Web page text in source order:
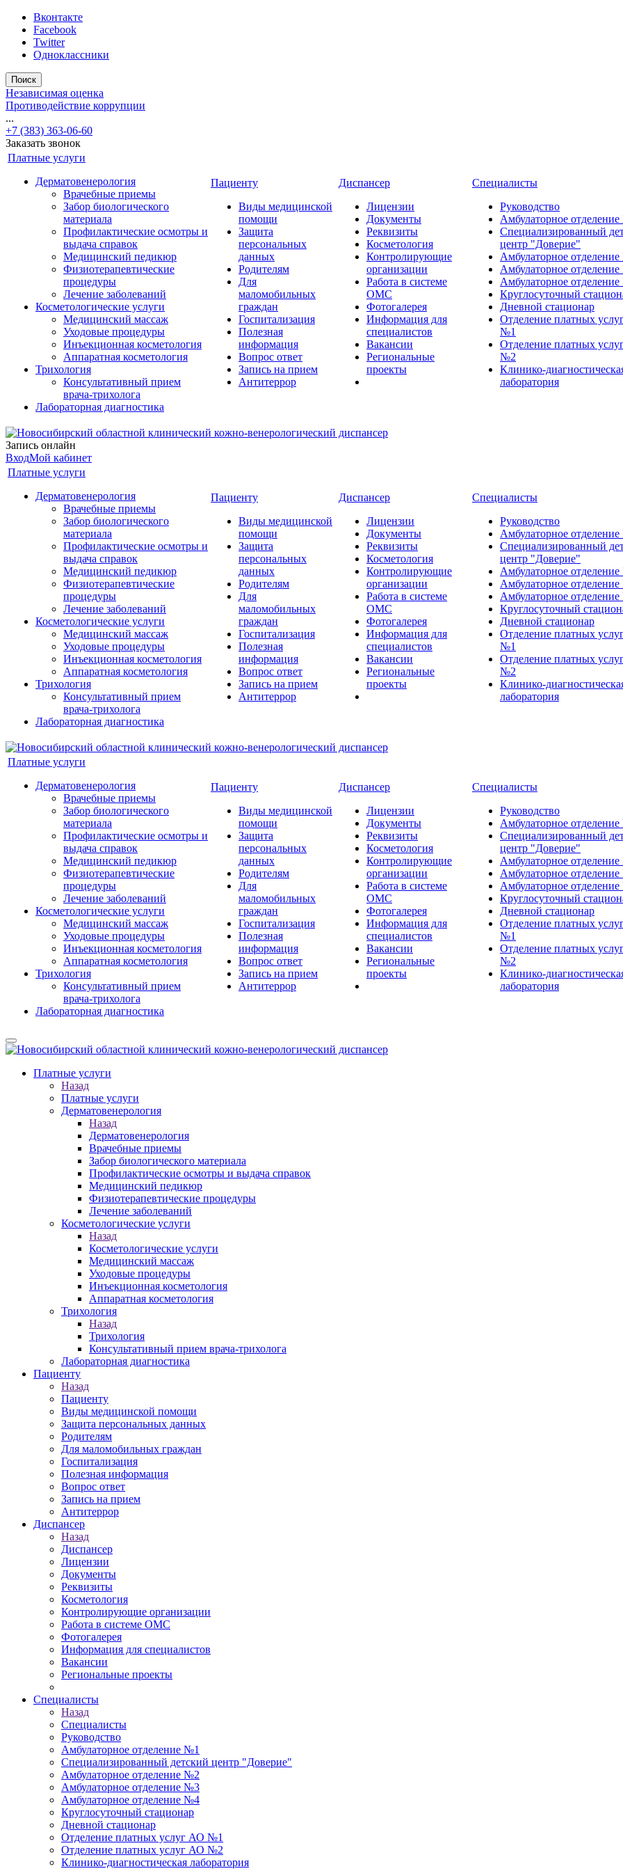
Вконтакте
Facebook
Twitter
Одноклассники
Поиск
Независимая оценка
Противодействие коррупции
...
+7 (383) 363-06-60
Заказать звонок
Платные услуги
Дерматовенерология
Врачебные приемы
Забор биологического
материала
Профилактические осмотры и
выдача справок
Медицинский педикюр
Физиотерапевтические
процедуры
Лечение заболеваний
Косметологические услуги
Медицинский массаж
Уходовые процедуры
Инъекционная косметология
Аппаратная косметология
Трихология
Консультативный прием
врача-трихолога
Лабораторная диагностика
Пациенту
Виды медицинской
помощи
Защита
персональных
данных
Родителям
Для
маломобильных
граждан
Госпитализация
Полезная
информация
Вопрос ответ
Запись на прием
Антитеррор
Диспансер
Лицензии
Документы
Реквизиты
Косметология
Контролирующие
организации
Работа в системе
ОМС
Фотогалерея
Информация для
специалистов
Вакансии
Региональные
проекты
Специалисты
Руководство
Амбулаторное
Специализированный
центр "Доверие"
Амбулаторное
Амбулаторное
Амбулаторное
Круглосуточный
Дневной стационар
Отделение платных
№1
Отделение платных
№2
Клинико-
лаборатория
Запись онлайн
ВходМой кабинет
Платные услуги
Дерматовенерология
Врачебные приемы
Забор биологического
материала
Профилактические осмотры и
выдача справок
Медицинский педикюр
Физиотерапевтические
процедуры
Лечение заболеваний
Косметологические услуги
Медицинский массаж
Уходовые процедуры
Инъекционная косметология
Аппаратная косметология
Трихология
Консультативный прием
врача-трихолога
Лабораторная диагностика
Пациенту
Виды медицинской
помощи
Защита
персональных
данных
Родителям
Для
маломобильных
граждан
Госпитализация
Полезная
информация
Вопрос ответ
Запись на прием
Антитеррор
Диспансер
Лицензии
Документы
Реквизиты
Косметология
Контролирующие
организации
Работа в системе
ОМС
Фотогалерея
Информация для
специалистов
Вакансии
Региональные
проекты
Специалисты
Руководство
Амбулаторное
Специализированный
центр "Доверие"
Амбулаторное
Амбулаторное
Амбулаторное
Круглосуточный
Дневной стационар
Отделение платных
№1
Отделение платных
№2
Клинико-
лаборатория
Платные услуги
Дерматовенерология
Врачебные приемы
Забор биологического
материала
Профилактические осмотры и
выдача справок
Медицинский педикюр
Физиотерапевтические
процедуры
Лечение заболеваний
Косметологические услуги
Медицинский массаж
Уходовые процедуры
Инъекционная косметология
Аппаратная косметология
Трихология
Консультативный прием
врача-трихолога
Лабораторная диагностика
Пациенту
Виды медицинской
помощи
Защита
персональных
данных
Родителям
Для
маломобильных
граждан
Госпитализация
Полезная
информация
Вопрос ответ
Запись на прием
Антитеррор
Диспансер
Лицензии
Документы
Реквизиты
Косметология
Контролирующие
организации
Работа в системе
ОМС
Фотогалерея
Информация для
специалистов
Вакансии
Региональные
проекты
Специалисты
Руководство
Амбулаторное
Специализированный
центр "Доверие"
Амбулаторное
Амбулаторное
Амбулаторное
Круглосуточный
Дневной стационар
Отделение платных
№1
Отделение платных
№2
Клинико-
лаборатория
Платные услуги
Назад
Платные услуги
Дерматовенерология
Назад
Дерматовенерология
Врачебные приемы
Забор биологического материала
Профилактические осмотры и выдача справок
Медицинский педикюр
Физиотерапевтические процедуры
Лечение заболеваний
Косметологические услуги
Назад
Косметологические услуги
Медицинский массаж
Уходовые процедуры
Инъекционная косметология
Аппаратная косметология
Трихология
Назад
Трихология
Консультативный прием врача-трихолога
Лабораторная диагностика
Пациенту
Назад
Пациенту
Виды медицинской помощи
Защита персональных данных
Родителям
Для маломобильных граждан
Госпитализация
Полезная информация
Вопрос ответ
Запись на прием
Антитеррор
Диспансер
Назад
Диспансер
Лицензии
Документы
Реквизиты
Косметология
Контролирующие организации
Работа в системе ОМС
Фотогалерея
Информация для специалистов
Вакансии
Региональные проекты
Специалисты
Назад
Специалисты
Руководство
Амбулаторное отделение №1
Специализированный детский центр "Доверие"
Амбулаторное отделение №2
Амбулаторное отделение №3
Амбулаторное отделение №4
Круглосуточный стационар
Дневной стационар
Отделение платных услуг АО №1
Отделение платных услуг АО №2
Клинико-диагностическая лаборатория